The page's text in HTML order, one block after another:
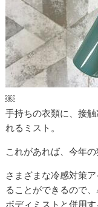
￼
手持ちの衣類に、接
れるミスト。
これがあれば、今年
さまざまな冷感対策
ることができるので
ボディミストと併用